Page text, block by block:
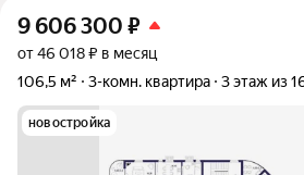
9 606 300 ₽
от 46 018 ₽ в месяц
106,5 м²
3-комн. квартира 3 этаж из
новостройка